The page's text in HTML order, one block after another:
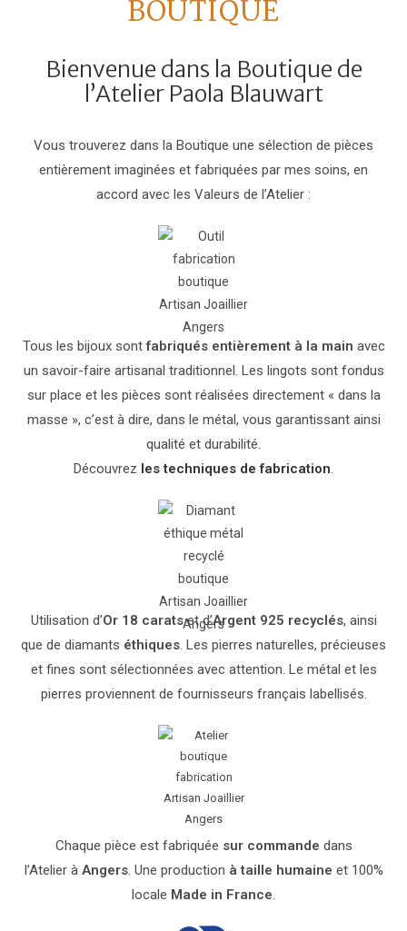
BOUTIQUE
Bienvenue dans la Boutique de
l’Atelier Paola Blauwart
Vous trouverez dans la Boutique une sélection de pièces
entièrement imaginées et fabriquées par mes soins, en
accord avec les Valeurs de l’Atelier :
Tous les bijoux sontfabriqués entièrement à la main avec
un savoir-faire artisanal traditionnel. Les lingots sont fondus
sur place et les pièces sont réalisées directement « dans la
masse », c’est à dire, dans le métal, vous garantissant ainsi
qualité et durabilité.
Découvrez les techniques de fabrication.
Utilisation d’Or 18 caratset d’Argent 925 recyclés, ainsi
que de diamants éthiques. Les pierres naturelles, précieuses
et fines sont sélectionnées avec attention. Le métal et les
pierres proviennent de fournisseurs français labellisés.
Chaque pièce est fabriquée sur commande dans
l’Atelier àAngers. Une production à taille humaine et 100%
locale Made in France.